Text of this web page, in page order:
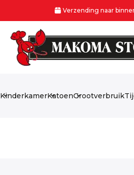
Verzending naar
KinderkamerKatoenGrootverbruik